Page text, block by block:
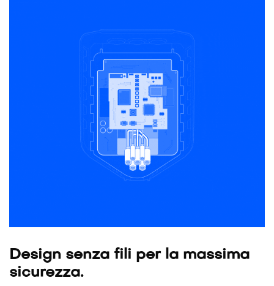
Design senza fili per la massima
sicurezza.